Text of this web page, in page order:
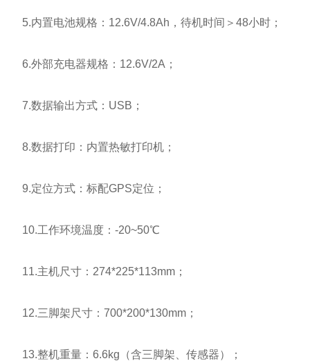
5.内置电池规格：12.6V/4.8Ah，待机时间＞48小时；
6.外部充电器规格：12.6V/2A；
7.数据输出方式：USB；
8.数据打印：内置热敏打印机；
9.定位方式：标配GPS定位；
10.工作环境温度：-20~50℃
11.主机尺寸：274*225*113mm；
12.三脚架尺寸：700*200*130mm；
13.整机重量：6.6kg（含三脚架、传感器）；